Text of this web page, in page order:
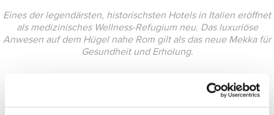
Eines der legendärsten, historischsten Hotels in Italien eröffnet
als medizinisches Wellness-Refugium neu. Das luxuriöse
Anwesen auf dem Hügel nahe Rom gilt als das neue Mekka für
Gesundheit und Erholung.